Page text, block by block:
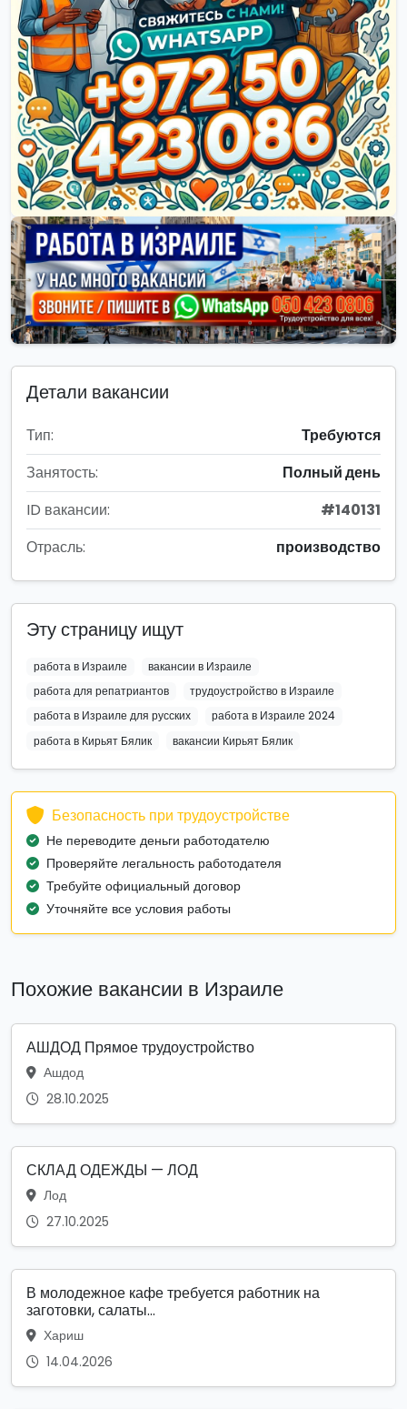
Детали вакансии
Тип:
Требуются
Занятость:
Полный день
ID вакансии:
#140131
Отрасль:
производство
Эту страницу ищут
работа в Израиле
вакансии в Израиле
работа для репатриантов
трудоустройство в Израиле
работа в Израиле для русских
работа в Израиле 2024
работа в Кирьят Бялик
вакансии Кирьят Бялик
Безопасность при трудоустройстве
Не переводите деньги работодателю
Проверяйте легальность работодателя
Требуйте официальный договор
Уточняйте все условия работы
Похожие вакансии в Израиле
АШДОД Прямое трудоустройство
Ашдод
28.10.2025
СКЛАД ОДЕЖДЫ — ЛОД
Лод
27.10.2025
В молодежное кафе требуется работник на
заготовки, салаты...
Хариш
14.04.2026